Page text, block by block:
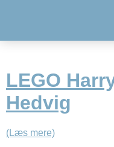
LEGO
Hedvig
(Læs mere)